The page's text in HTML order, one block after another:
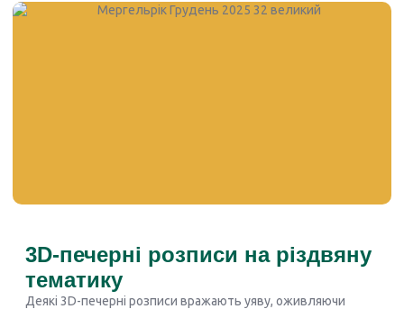
3D-печерні розписи на різдвяну
тематику
Деякі 3D-печерні розписи вражають уяву, оживляючи